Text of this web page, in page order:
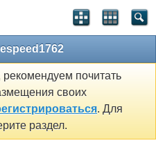
почитать
своих
. Для
раздел.